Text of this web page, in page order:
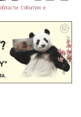
События и